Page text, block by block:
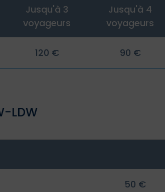
Jusqu'à 3
voyageurs
Jusqu'à 4
voyageurs
120 € 90 €
LDW
50 €